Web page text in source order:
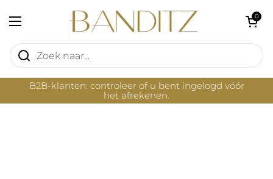
Menu openen
Winkelwagentje
0
B2B-klanten: controleer of u bent ingelogd vóór
het afrekenen.